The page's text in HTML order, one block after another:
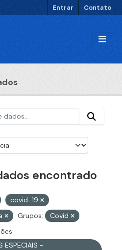
Entrar Contato
encontrado
covid-19
Grupos:
Covid
ESPECIAIS -